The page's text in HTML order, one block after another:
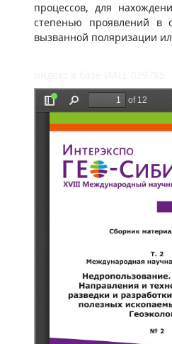
процессов, для
степенью проявлений в
вызванной поляризации